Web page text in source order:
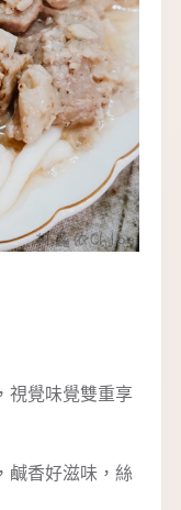
視覺味覺雙重享
鹹香好滋味，絲